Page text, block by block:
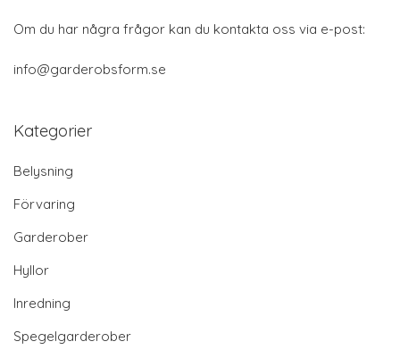
Om du har några frågor kan du kontakta oss via e-post:
info@garderobsform.se
Kategorier
Belysning
Förvaring
Garderober
Hyllor
Inredning
Spegelgarderober